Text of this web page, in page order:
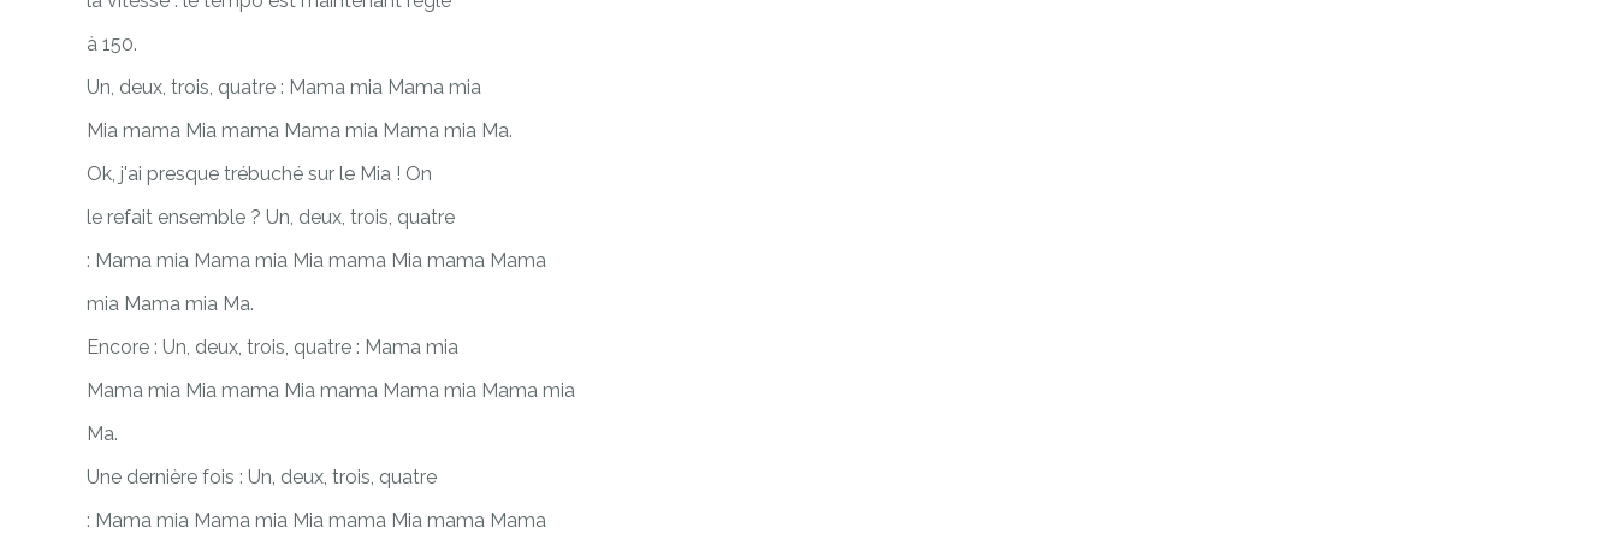
à 150.
Un, deux, trois, quatre : Mama mia Mama mia
Mia mama Mia mama Mama mia Mama mia Ma.
Ok, j'ai presque trébuché sur le Mia ! On
le refait ensemble ? Un, deux, trois, quatre
: Mama mia Mama mia Mia mama Mia mama Mama
mia Mama mia Ma.
Encore : Un, deux, trois, quatre : Mama mia
Mama mia Mia mama Mia mama Mama mia Mama mia
Ma.
Une dernière fois : Un, deux, trois, quatre
: Mama mia Mama mia Mia mama Mia mama Mama